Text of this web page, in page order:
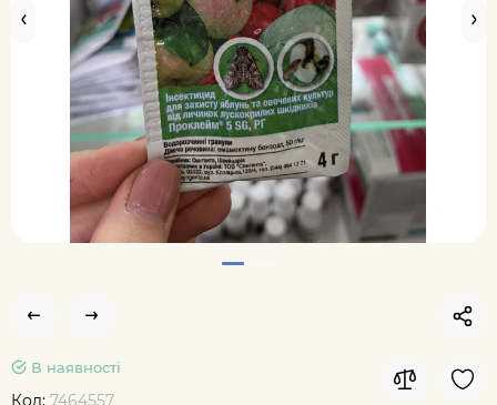
В наявності
Код: 7464557